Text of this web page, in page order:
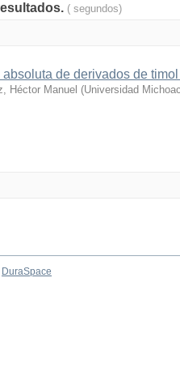
( segundos)
de derivados de
Héctor Manuel (Universidad
DuraSpace